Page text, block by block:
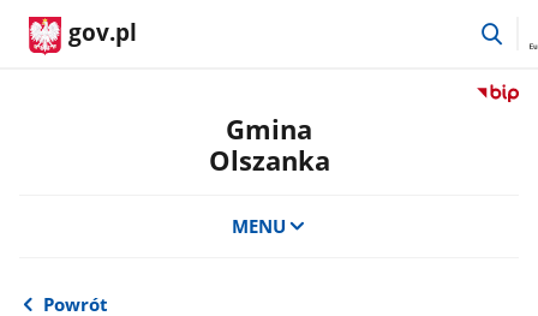
gov.pl
Przejdź
Gmina
Olszanka
MENU
Powrót